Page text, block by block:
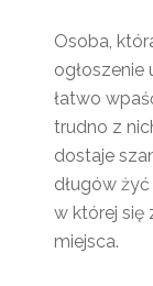
Osoba,
ogłoszenie
łatwo
trudno z
dostaje
długów
w której się
miejsca.